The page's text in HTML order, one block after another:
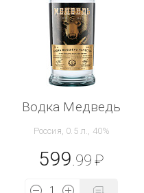
Водка Медведь
Россия, 0.5 л., 40%
599 .99 ₽